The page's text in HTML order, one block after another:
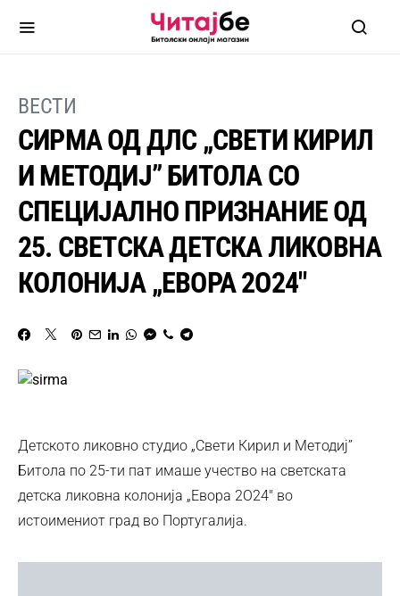
ВЕСТИ
СИРМА ОД ДЛС „СВЕТИ КИРИЛ
И МЕТОДИЈ” БИТОЛА СО
СПЕЦИЈАЛНО ПРИЗНАНИЕ ОД
25. СВЕТСКА ДЕТСКА ЛИКОВНА
КОЛОНИЈА „ЕВОРА 2О24″
Детското ликовно студио „Свети Кирил и Методиј”
Битола по 25-ти пат имаше учество на светската
детска ликовна колонија „Евора 2О24″ во
истоимениот град во Португалија.